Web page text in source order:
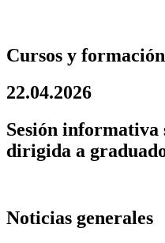
Cursos y formación
22.04.2026
Sesión informativa
dirigida a
Noticias generales